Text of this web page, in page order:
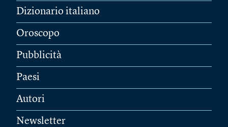
Dizionario italiano
Oroscopo
Pubblicità
Paesi
Autori
Newsletter